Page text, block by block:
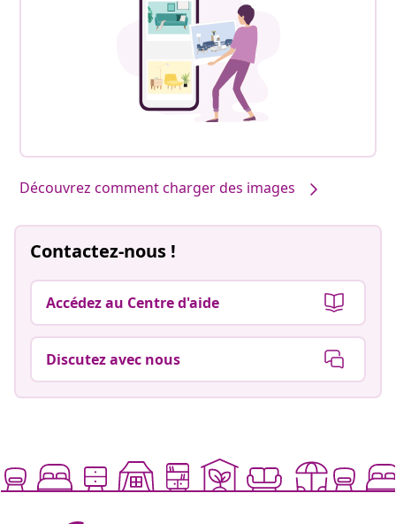
Découvrez comment charger des images
Contactez-nous !
Accédez au Centre d'aide
Discutez avec nous